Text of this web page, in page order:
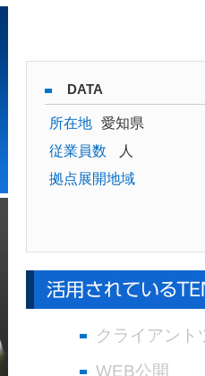
DATA
所在地 愛知県
従業員数
人
拠点展開地域
クライアント
WEB公開